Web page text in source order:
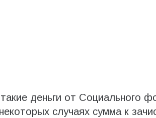
деньги от Социального
случаях сумма к